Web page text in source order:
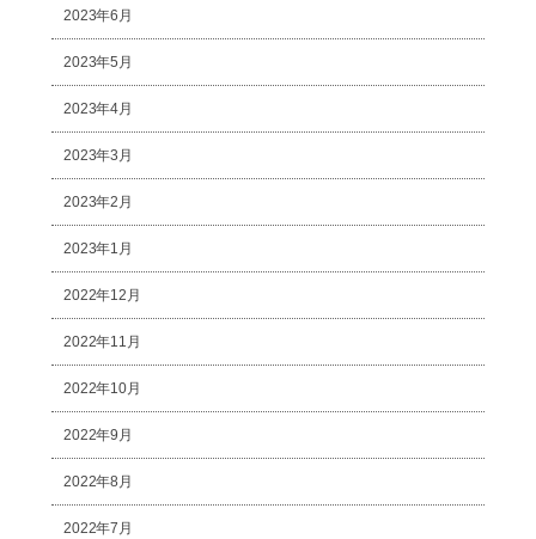
2023年6月
2023年5月
2023年4月
2023年3月
2023年2月
2023年1月
2022年12月
2022年11月
2022年10月
2022年9月
2022年8月
2022年7月